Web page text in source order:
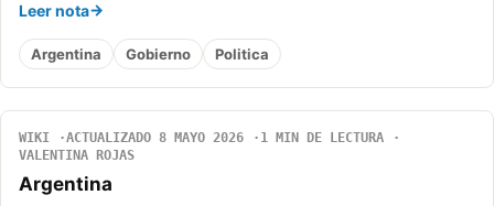
Leer nota
Argentina Gobierno Politica
WIKI ACTUALIZADO 8 MAYO 2026
1 MIN DE LECTURA
VALENTINA ROJAS
Argentina